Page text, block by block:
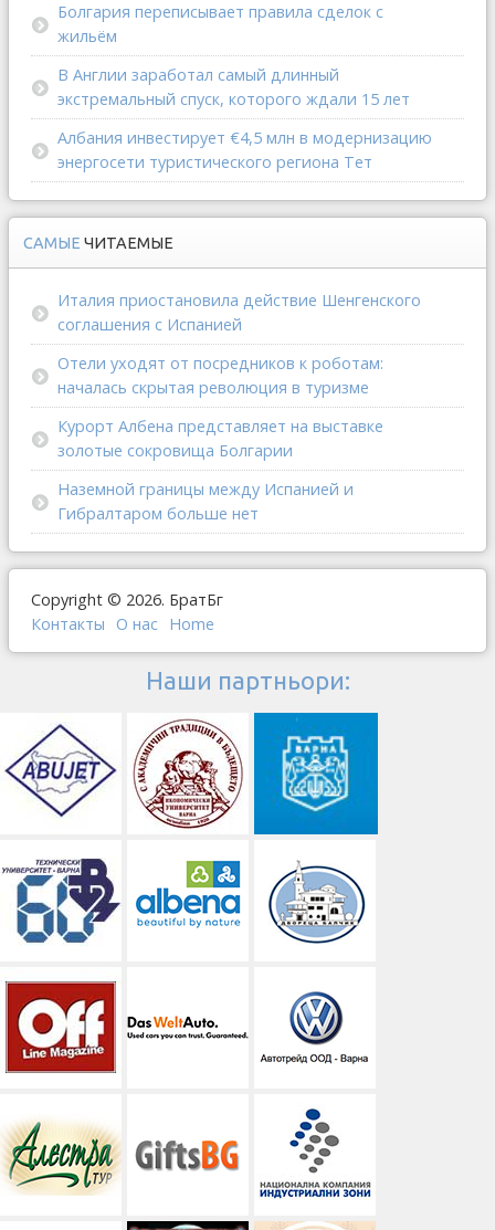
Болгария переписывает правила сделок с
жильём
В Англии заработал самый длинный
экстремальный спуск, которого ждали 15 лет
Албания инвестирует €4,5 млн в модернизацию
энергосети туристического региона Тет
САМЫЕ ЧИТАЕМЫЕ
Италия приостановила действие Шенгенского
соглашения с Испанией
Отели уходят от посредников к роботам:
началась скрытая революция в туризме
Курорт Албена представляет на выставке
золотые сокровища Болгарии
Наземной границы между Испанией и
Гибралтаром больше нет
Copyright © 2026. БратБг
Контакты
О наc Home
Наши партньори: